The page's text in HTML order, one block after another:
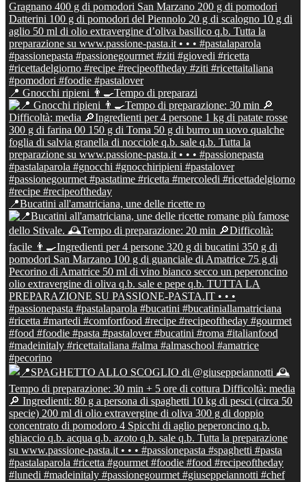
📍 Gnocchi ripieni 👨‍🍳Tempo di preparazi
📍Bucatini all'amatriciana, une delle ricette ro